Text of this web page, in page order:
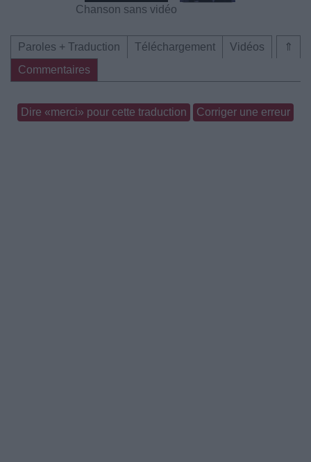
Chanson sans vidéo
⇑
Paroles + Traduction Téléchargement
Vidéos
Commentaires
Dire «merci» pour cette traduction Corriger une erreur